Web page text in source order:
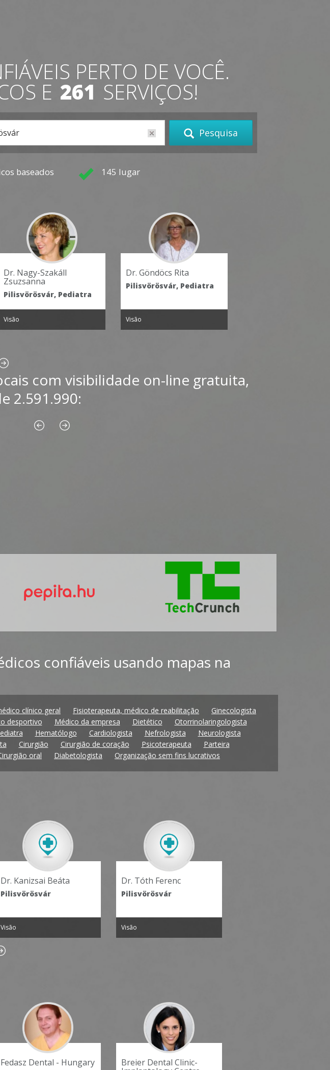
​​PERTO DE VOCÊ.
E 261 SERVIÇOS!
Pesquisa
baseados
145 lugar
Dr. Göndöcs Rita
Pilisvörösvár, Pediatra
Visão
Dr. Kovács Attila
Pilisvörösvár,
Ginecologista
Visão
com visibilidade on-line gratuita,
2.591.990:
confiáveis usando mapas na
clínico geral Fisioterapeuta, médico de reabilitação
Ginecologista
desportivo Médico da empresa Dietético
Otorrinolaringologista
Hematólogo Cardiologista Nefrologista
Neurologista
Cirurgião Cirurgião de coração Psicoterapeuta
Parteira
oral Diabetologista Organização sem fins lucrativos
Dr. Tóth Ferenc
Pilisvörösvár
Visão
Dr. Bánkúti Ernő
Pilisvörösvár
Visão
Breier Dental Clinic- Breier Fogászat és